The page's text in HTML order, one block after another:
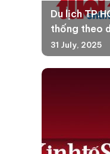
Du lịch
thống theo
31 July, 2025